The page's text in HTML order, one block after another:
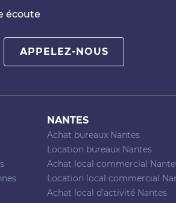
écoute
APPELEZ-NOUS
NANTES
Achat bureaux Nantes
Location bureaux Nantes
Achat local commercial
Location local commercial
Achat local d’activité Nantes